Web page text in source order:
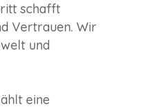
schafft
Vertrauen. Wir
und
eine